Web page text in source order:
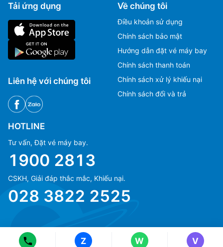
Tải ứng dụng
Liên hệ với chúng tôi
Về chúng tôi
Điều khoản sử dụng
Chính sách bảo mật
Hướng dẫn đặt vé máy bay
Chính sách thanh toán
Chính sách xử lý khiếu nại
Chính sách đổi và trả
HOTLINE
Tư vấn, Đặt vé máy bay.
1900 2813
CSKH, Giải đáp thắc mắc, Khiếu nại.
028 3822 2525
Z W
(+84) 70 854 1213
V